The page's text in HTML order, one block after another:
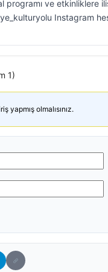
programı ve etkinliklere
Instagram
1)
yapmış olmalısınız.